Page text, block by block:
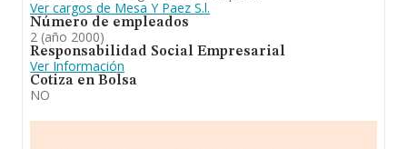
Ver cargos de Mesa Y Paez S.l.
Número de empleados
2 (año 2000)
Responsabilidad Social Empresarial
Ver Información
Cotiza en Bolsa
NO